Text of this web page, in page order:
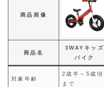
商品画像
商品名
3WAYキッズ
バイク
対象年齢
2歳半～5歳頃
まで